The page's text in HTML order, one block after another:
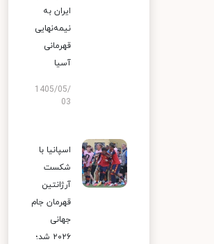
ایران به
نیمه‌نهایی
قهرمانی
آسیا
1405/05/
03
اسپانیا با
شکست
آرژانتین
قهرمان جام
جهانی
۲۰۲۶ شد؛